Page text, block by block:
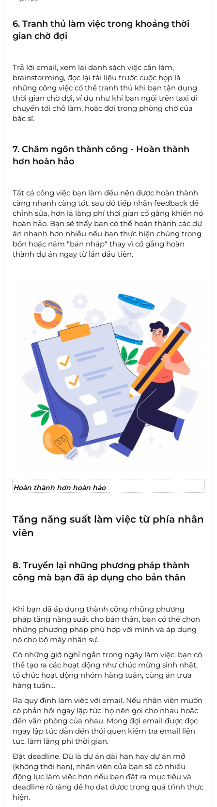
6. Tranh thủ làm việc trong khoảng thời
gian chờ đợi
Trả lời email, xem lại danh sách việc cần làm,
brainstorming, đọc lại tài liệu trước cuộc họp là
những công việc có thể tranh thủ khi bạn tận dụng
thời gian chờ đợi, ví dụ như khi bạn ngồi trên taxi di
chuyển tới chỗ làm, hoặc đợi trong phòng chờ của
bác sĩ.
7. Châm ngôn thành công - Hoàn thành
hơn hoàn hảo
Tất cả công việc bạn làm đều nên được hoàn thành
càng nhanh càng tốt, sau đó tiếp nhận feedback để
chỉnh sửa, hơn là lãng phí thời gian cố gắng khiến nó
hoàn hảo. Bạn sẽ thấy bạn có thể hoàn thành các dự
án nhanh hơn nhiều nếu bạn thực hiện chúng trong
bốn hoặc năm "bản nháp" thay vì cố gắng hoàn
thành dự án ngay từ lần đầu tiên.
Hoàn thành hơn hoàn hảo
Tăng năng suất làm việc từ phía nhân
viên
8. Truyền lại những phương pháp thành
công mà bạn đã áp dụng cho bản thân
Khi bạn đã áp dụng thành công những phương
pháp tăng năng suất cho bản thân, bạn có thể chọn
những phương pháp phù hợp với mình và áp dụng
nó cho bộ máy nhân sự.
Có những giờ nghỉ ngắn trong ngày làm việc: bạn có
thể tạo ra các hoạt động như chúc mừng sinh nhật,
tổ chức hoạt động nhóm hàng tuần, cùng ăn trưa
hàng tuần…
Ra quy định làm việc với email. Nếu nhân viên muốn
có phản hồi ngay lập tức, họ nên gọi cho nhau hoặc
đến văn phòng của nhau. Mong đợi email được đọc
ngay lập tức dẫn đến thói quen kiểm tra email liên
tục, làm lãng phí thời gian.
Đặt deadline. Dù là dự án dài hạn hay dự án mở
(không thời hạn), nhân viên của bạn sẽ có nhiều
động lực làm việc hơn nếu bạn đặt ra mục tiêu và
deadline rõ ràng để họ đạt được trong quá trình thực
hiện.